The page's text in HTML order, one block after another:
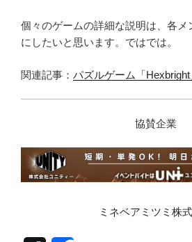
個々のゲームの詳細な説明は、各メ
にしたいと思います。ではでは。
関連記事： パズルゲーム「
協賛企業
ミネベアミツミ株